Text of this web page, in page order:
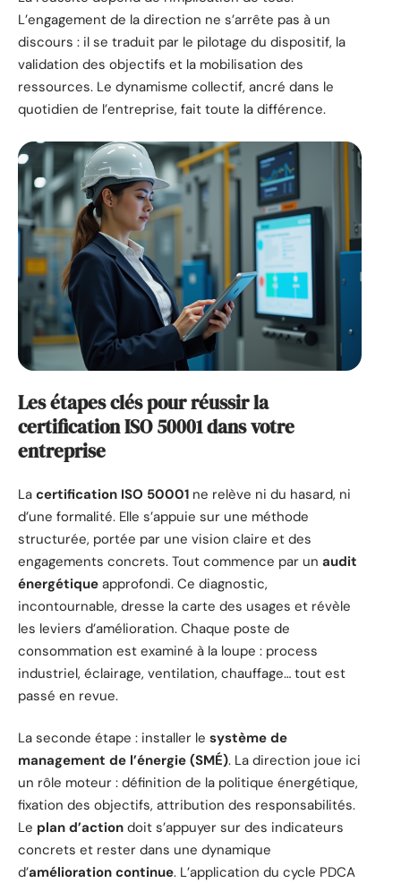
L’engagement de la direction ne s’arrête pas à un
discours : il se traduit par le pilotage du dispositif, la
validation des objectifs et la mobilisation des
ressources. Le dynamisme collectif, ancré dans le
quotidien de l’entreprise, fait toute la différence.
Les étapes clés pour réussir la
certification ISO 50001 dans votre
entreprise
La certification ISO 50001 ne relève ni du hasard, ni
d’une formalité. Elle s’appuie sur une méthode
structurée, portée par une vision claire et des
engagements concrets. Tout commence par un audit
énergétique approfondi. Ce diagnostic,
incontournable, dresse la carte des usages et révèle
les leviers d’amélioration. Chaque poste de
consommation est examiné à la loupe : process
industriel, éclairage, ventilation, chauffage… tout est
passé en revue.
La seconde étape : installer le système de
management de l’énergie (SMÉ). La direction joue ici
un rôle moteur : définition de la politique énergétique,
fixation des objectifs, attribution des responsabilités.
Le plan d’action doit s’appuyer sur des indicateurs
concrets et rester dans une dynamique
d’amélioration continue. L’application du cycle PDCA